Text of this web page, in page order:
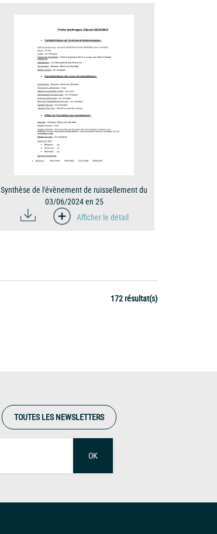
Synthèse de l'évènement de ruissellement du
03/06/2024 en 25
Afficher le détail
172 résultat(s)
TOUTES LES NEWSLETTERS
OK